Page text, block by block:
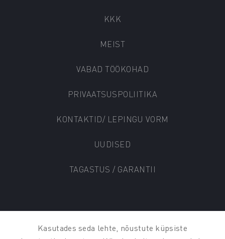
Kasutades seda lehte, nõustute küpsiste
KKK
MEIST
VABAD TÖÖKOHAD
PRIVAATSUSPOLIITIKA
KONTAKTID/ LEPINGU VORM
UUDISED
TAGASTUS / GARANTII